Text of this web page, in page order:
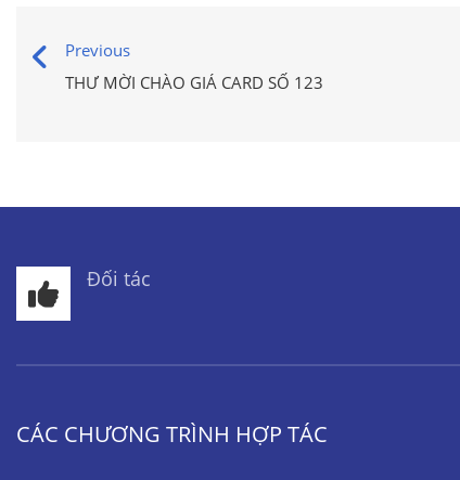
Previous
THƯ MỜI CHÀO GIÁ CARD SỐ 123
Đối tác
CÁC CHƯƠNG TRÌNH HỢP TÁC